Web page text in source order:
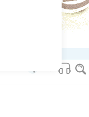
worldwide.